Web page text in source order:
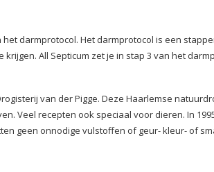
darmprotocol. Het darmprotocol is een
All Septicum zet je in stap 3 van het
van der Pigge. Deze Haarlemse
Veel recepten ook speciaal voor dieren. In
geen onnodige vulstoffen of geur- kleur- of